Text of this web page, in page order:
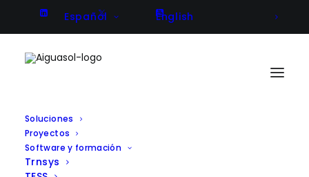
Español English
Soluciones
Proyectos
Software y formación
Trnsys
Validación del impacto de las
condiciones internas de la